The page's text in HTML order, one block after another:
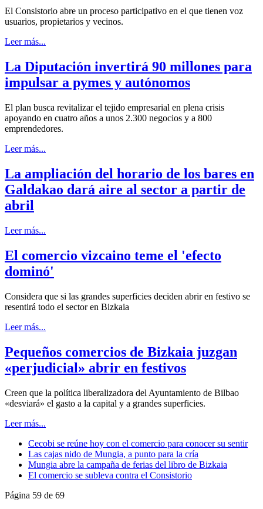
El Consistorio abre un proceso participativo en el que tienen voz
usuarios, propietarios y vecinos.
Leer más...
La Diputación invertirá 90 millones para
impulsar a pymes y autónomos
El plan busca revitalizar el tejido empresarial en plena crisis
apoyando en cuatro años a unos 2.300 negocios y a 800
emprendedores.
Leer más...
La ampliación del horario de los bares en
Galdakao dará aire al sector a partir de
abril
Leer más...
El comercio vizcaino teme el 'efecto
dominó'
Considera que si las grandes superficies deciden abrir en festivo se
resentirá todo el sector en Bizkaia
Leer más...
Pequeños comercios de Bizkaia juzgan
«perjudicial» abrir en festivos
Creen que la política liberalizadora del Ayuntamiento de Bilbao
«desviará» el gasto a la capital y a grandes superficies.
Leer más...
Cecobi se reúne hoy con el comercio para conocer su sentir
Las cajas nido de Mungia, a punto para la cría
Mungia abre la campaña de ferias del libro de Bizkaia
El comercio se subleva contra el Consistorio
Página 59 de 69